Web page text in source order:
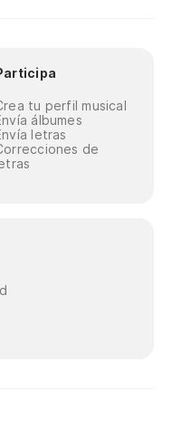
tu perfil musical
álbumes
letras
de